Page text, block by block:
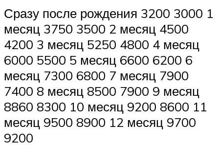
Сразу после рождения 3200 3000 1
месяц 3750 3500 2 месяц 4500
4200 3 месяц 5250 4800 4 месяц
6000 5500 5 месяц 6600 6200 6
месяц 7300 6800 7 месяц 7900
7400 8 месяц 8500 7900 9 месяц
8860 8300 10 месяц 9200 8600 11
месяц 9500 8900 12 месяц 9700
9200